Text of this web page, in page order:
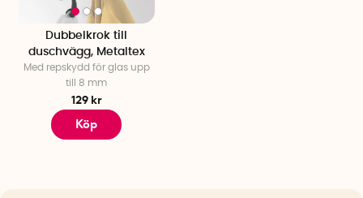
Dubbelkrok till
duschvägg, Metaltex
Med repskydd för glas upp
till 8 mm
129 kr
Köp